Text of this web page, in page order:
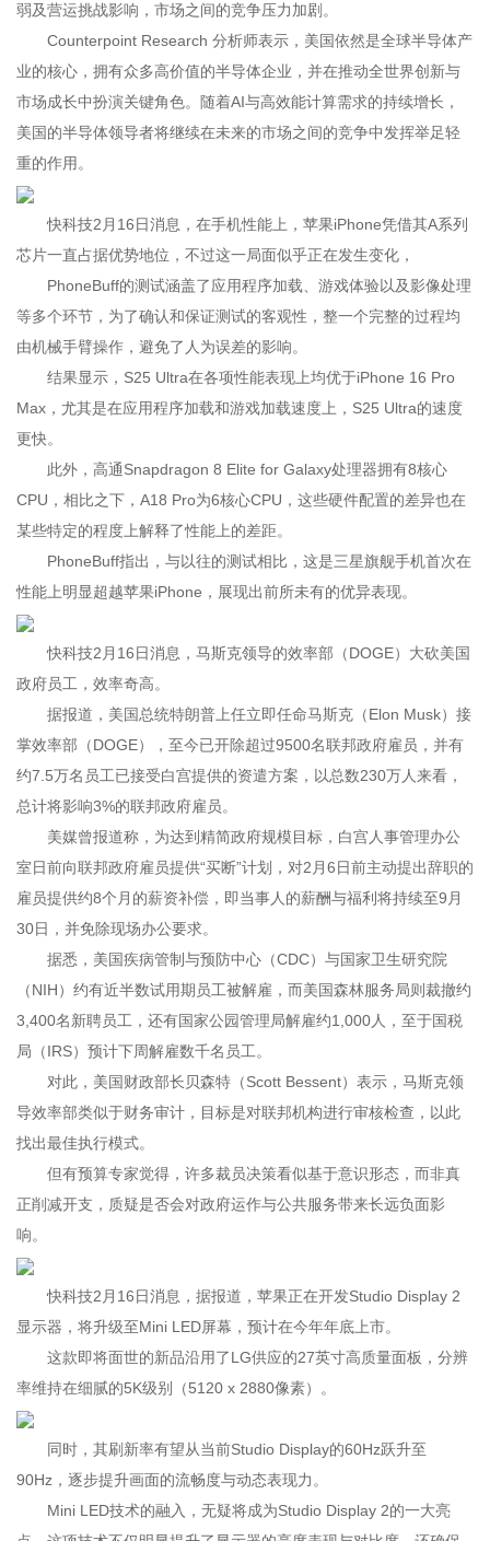
弱及营运挑战影响，市场之间的竞争压力加剧。
Counterpoint Research 分析师表示，美国依然是全球半导体产
业的核心，拥有众多高价值的半导体企业，并在推动全世界创新与
市场成长中扮演关键角色。随着AI与高效能计算需求的持续增长，
美国的半导体领导者将继续在未来的市场之间的竞争中发挥举足轻
重的作用。
快科技2月16日消息，在手机性能上，苹果iPhone凭借其A系列
芯片一直占据优势地位，不过这一局面似乎正在发生变化，
PhoneBuff的测试涵盖了应用程序加载、游戏体验以及影像处理
等多个环节，为了确认和保证测试的客观性，整一个完整的过程均
由机械手臂操作，避免了人为误差的影响。
结果显示，S25 Ultra在各项性能表现上均优于iPhone 16 Pro
Max，尤其是在应用程序加载和游戏加载速度上，S25 Ultra的速度
更快。
此外，高通Snapdragon 8 Elite for Galaxy处理器拥有8核心
CPU，相比之下，A18 Pro为6核心CPU，这些硬件配置的差异也在
某些特定的程度上解释了性能上的差距。
PhoneBuff指出，与以往的测试相比，这是三星旗舰手机首次在
性能上明显超越苹果iPhone，展现出前所未有的优异表现。
快科技2月16日消息，马斯克领导的效率部（DOGE）大砍美国
政府员工，效率奇高。
据报道，美国总统特朗普上任立即任命马斯克（Elon Musk）接
掌效率部（DOGE），至今已开除超过9500名联邦政府雇员，并有
约7.5万名员工已接受白宫提供的资遣方案，以总数230万人来看，
总计将影响3%的联邦政府雇员。
美媒曾报道称，为达到精简政府规模目标，白宫人事管理办公
室日前向联邦政府雇员提供“买断”计划，对2月6日前主动提出辞职的
雇员提供约8个月的薪资补偿，即当事人的薪酬与福利将持续至9月
30日，并免除现场办公要求。
据悉，美国疾病管制与预防中心（CDC）与国家卫生研究院
（NIH）约有近半数试用期员工被解雇，而美国森林服务局则裁撤约
3,400名新聘员工，还有国家公园管理局解雇约1,000人，至于国税
局（IRS）预计下周解雇数千名员工。
对此，美国财政部长贝森特（Scott Bessent）表示，马斯克领
导效率部类似于财务审计，目标是对联邦机构进行审核检查，以此
找出最佳执行模式。
但有预算专家觉得，许多裁员决策看似基于意识形态，而非真
正削减开支，质疑是否会对政府运作与公共服务带来长远负面影
响。
快科技2月16日消息，据报道，苹果正在开发Studio Display 2
显示器，将升级至Mini LED屏幕，预计在今年年底上市。
这款即将面世的新品沿用了LG供应的27英寸高质量面板，分辨
率维持在细腻的5K级别（5120 x 2880像素）。
同时，其刷新率有望从当前Studio Display的60Hz跃升至
90Hz，逐步提升画面的流畅度与动态表现力。
Mini LED技术的融入，无疑将成为Studio Display 2的一大亮